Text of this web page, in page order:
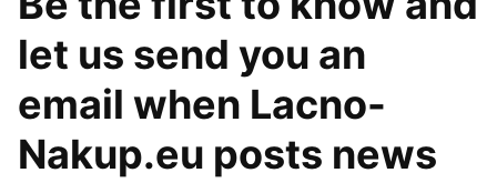
let us send you an
email when Lacno-
Nakup.eu posts news